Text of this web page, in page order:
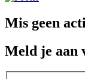
Mis geen
Meld je aan